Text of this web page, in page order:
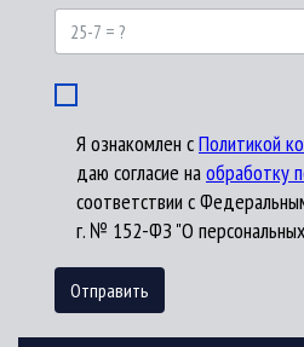
25-
7
=
?
Я ознакомлен сПолитикой
даю согласие наобработку
соответствии с
г. № 152-ФЗ "О
Отправить